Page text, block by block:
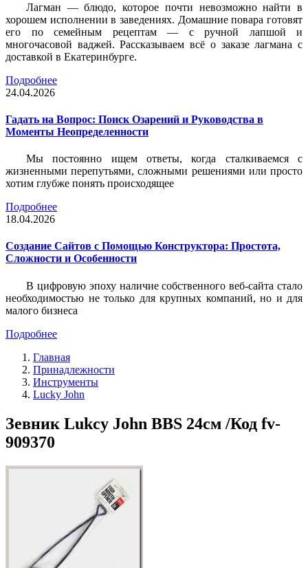
Лагман — блюдо, которое почти невозможно найти в
хорошем исполнении в заведениях. Домашние повара готовят
его по семейным рецептам — с ручной лапшой и
многочасовой ваджей. Рассказываем всё о заказе лагмана с
доставкой в Екатеринбурге.
Подробнее
24.04.2026
Гадать на Вопрос: Поиск Озарений и Руководства в
Моменты Неопределенности
Мы постоянно ищем ответы, когда сталкиваемся с
жизненными перепутьями, сложными решениями или просто
хотим глубже понять происходящее
Подробнее
18.04.2026
Создание Сайтов с Помощью Конструктора: Простота,
Сложности и Особенности
В цифровую эпоху наличие собственного веб-сайта стало
необходимостью не только для крупных компаний, но и для
малого бизнеса
Подробнее
Главная
Принадлежности
Инструменты
Lucky John
Зевник Lukcy John BBS 24см /Код fv-
909370